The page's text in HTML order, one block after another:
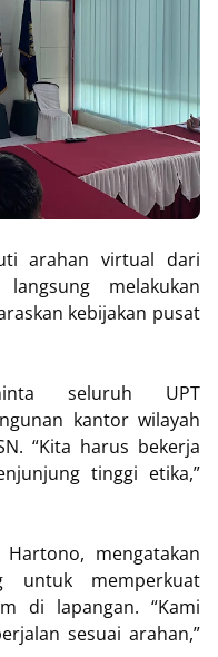
arahan virtual dari
melakukan
kebijakan pusat
seluruh UPT
kantor wilayah
“Kita harus bekerja
tinggi etika,”
mengatakan
untuk memperkuat
di lapangan. “Kami
sesuai arahan,”